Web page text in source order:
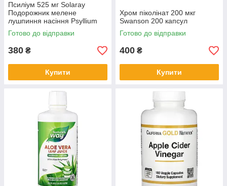
Псиліум 525 мг Solaray
Подорожник мелене
лушпиння насіння Psyllium
Husk клітковина 100 капсул
Готово до відправки
380 ₴
Купити
Хром піколінат 200 мкг
Swanson 200 капсул
Готово до відправки
400 ₴
Купити